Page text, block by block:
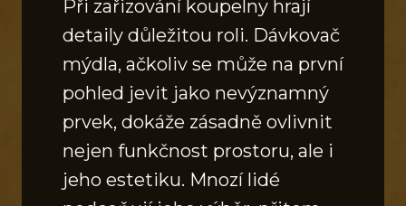
Při zařizování koupelny hrají
detaily důležitou roli. Dávkovač
mýdla, ačkoliv se může na první
pohled jevit jako nevýznamný
prvek, dokáže zásadně ovlivnit
nejen funkčnost prostoru, ale i
jeho estetiku. Mnozí lidé